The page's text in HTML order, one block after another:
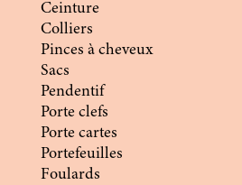
Ceinture
Colliers
Pinces à cheveux
Sacs
Pendentif
Porte clefs
Porte cartes
Portefeuilles
Foulards